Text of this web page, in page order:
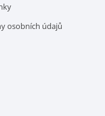
osobních údajů